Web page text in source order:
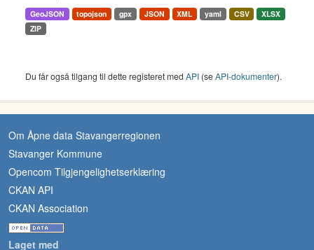
GeoJSON topojson gpx JSON XML yaml CSV
XLSX
ZIP
Du får også tilgang til dette registeret med API (seAPI-dokumenter).
Om Åpne data Stavangerregionen
Stavanger Kommune
Opencom Tilgjengelighetserklæring
CKAN API
CKAN Association
Laget med